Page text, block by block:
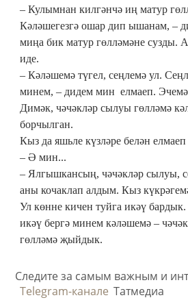
– Кулымнан килгәнчә иң матур
Кәләшегезгә ошар дип ышанам, –
миңа бик матур гөлләмәне сузды.
иде.
– Кәләшемә түгел, сеңлемә ул.
минем, – дидем мин елмаеп.
Димәк, чәчәкләр сылуы гөлләмә
борчылган.
Кыз да яшьле күзләре белән
– Ә мин...
– Ялгышкансың, чәчәкләр сылуы,
аны кочаклап алдым. Кыз
Ул көнне кичен туйга икәү
икәү бергә минем кәләшемә –
гөлләмә җыйдык.
Следите за самым важным и
Telegram-канале Татмедиа